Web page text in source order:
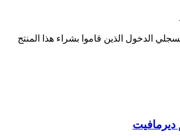
الدخول الذين قاموا بشراء هذا المنتج